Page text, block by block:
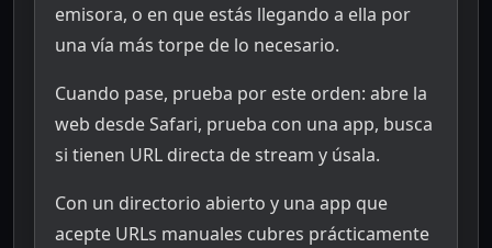
emisora, o en que estás llegando a ella por
una vía más torpe de lo necesario.
Cuando pase, prueba por este orden: abre la
web desde Safari, prueba con una app, busca
si tienen URL directa de stream y úsala.
Con un directorio abierto y una app que
acepte URLs manuales cubres prácticamente